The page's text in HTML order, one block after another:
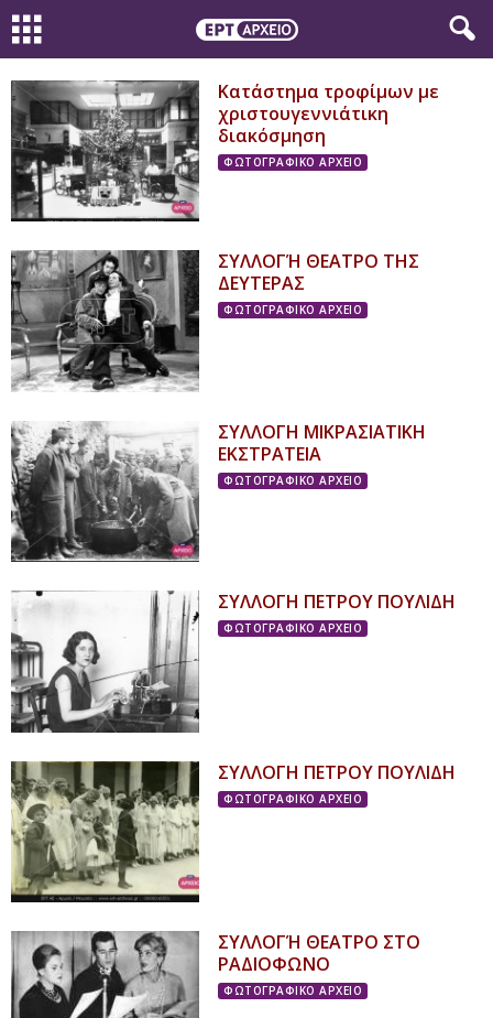
Κατάστημα τροφίμων με
χριστουγεννιάτικη
διακόσμηση
ΦΩΤΟΓΡΑΦΙΚΟ ΑΡΧΕΙΟ
ΣΥΛΛΟΓΉ ΘΕΑΤΡΟ ΤΗΣ
ΔΕΥΤΕΡΑΣ
ΦΩΤΟΓΡΑΦΙΚΟ ΑΡΧΕΙΟ
ΣΥΛΛΟΓΗ ΜΙΚΡΑΣΙΑΤΙΚΗ
ΕΚΣΤΡΑΤΕΙΑ
ΦΩΤΟΓΡΑΦΙΚΟ ΑΡΧΕΙΟ
ΣΥΛΛΟΓΗ ΠΕΤΡΟΥ ΠΟΥΛΙΔΗ
ΦΩΤΟΓΡΑΦΙΚΟ ΑΡΧΕΙΟ
ΣΥΛΛΟΓΗ ΠΕΤΡΟΥ ΠΟΥΛΙΔΗ
ΦΩΤΟΓΡΑΦΙΚΟ ΑΡΧΕΙΟ
ΣΥΛΛΟΓΉ ΘΕΑΤΡΟ ΣΤΟ
ΡΑΔΙΟΦΩΝΟ
ΦΩΤΟΓΡΑΦΙΚΟ ΑΡΧΕΙΟ